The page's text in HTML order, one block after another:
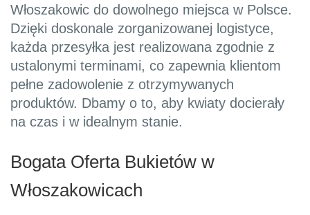
Włoszakowic do dowolnego miejsca w Polsce.
Dzięki doskonale zorganizowanej logistyce,
każda przesyłka jest realizowana zgodnie z
ustalonymi terminami, co zapewnia klientom
pełne zadowolenie z otrzymywanych
produktów. Dbamy o to, aby kwiaty docierały
na czas i w idealnym stanie.
Bogata Oferta Bukietów w
Włoszakowicach